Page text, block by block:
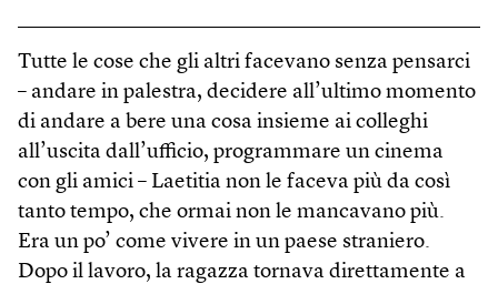
Tutte le cose che gli altri facevano senza pensarci
– andare in palestra, decidere all’ultimo momento
di andare a bere una cosa insieme ai colleghi
all’uscita dall’ufficio, programmare un cinema
con gli amici – Laetitia non le faceva più da così
tanto tempo, che ormai non le mancavano più.
Era un po’ come vivere in un paese straniero.
Dopo il lavoro, la ragazza tornava direttamente a